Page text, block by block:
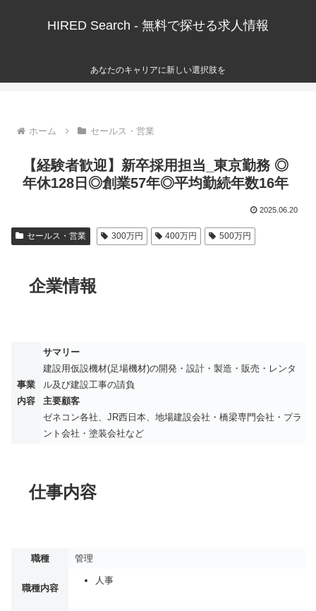
HIRED Search - 無料で探せる求人情報
あなたのキャリアに新しい選択肢を
ホーム セールス・営業
【経験者歓迎】新卒採用担当_東京勤務 ◎
年休128日◎創業57年◎平均勤続年数16年
2025.06.20
セールス・営業 300万円 400万円 500万円
企業情報
事業
内容
サマリー
建設用仮設機材(足場機材)の開発・設計・製造・販売・レンタ
ル及び建設工事の請負
主要顧客
ゼネコン各社、JR西日本、地場建設会社・橋梁専門会社・プラ
ント会社・塗装会社など
仕事内容
職種 管理
職種内容
人事